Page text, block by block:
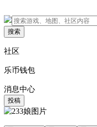
搜索
社区
乐币钱包
消息中心
投稿